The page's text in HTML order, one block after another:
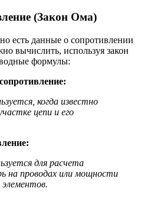
(Закон Ома)
есть данные о сопротивлении
вычислить, используя закон
формулы:
когда известно
цепи и его
для расчета
на проводах или мощности
элементов.